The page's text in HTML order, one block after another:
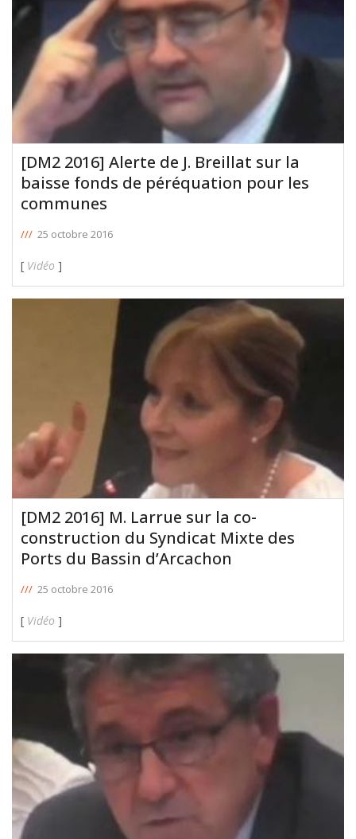
[DM2 2016] Alerte de J. Breillat sur la
baisse fonds de péréquation pour les
communes
/// 25 octobre 2016
[ Vidéo ]
[DM2 2016] M. Larrue sur la co-
construction du Syndicat Mixte des
Ports du Bassin d’Arcachon
/// 25 octobre 2016
[ Vidéo ]